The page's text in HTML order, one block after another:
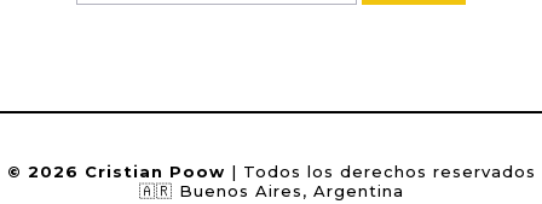
© 2026 Cristian Poow | Todos los derechos reservados
🇦🇷 Buenos Aires, Argentina